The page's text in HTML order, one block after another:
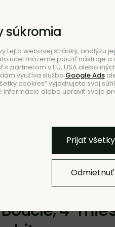
Pohovka Rico
Bouclé, 4-
Pridať k
súkromia
tejto webovej stránky, analýzu
účel môžeme použiť nástroje a
partnerom v EÚ, USA alebo
využíva služba Google Ads
cookies“ vyjadrujete svoj
alebo upraviť svoje
Prijať